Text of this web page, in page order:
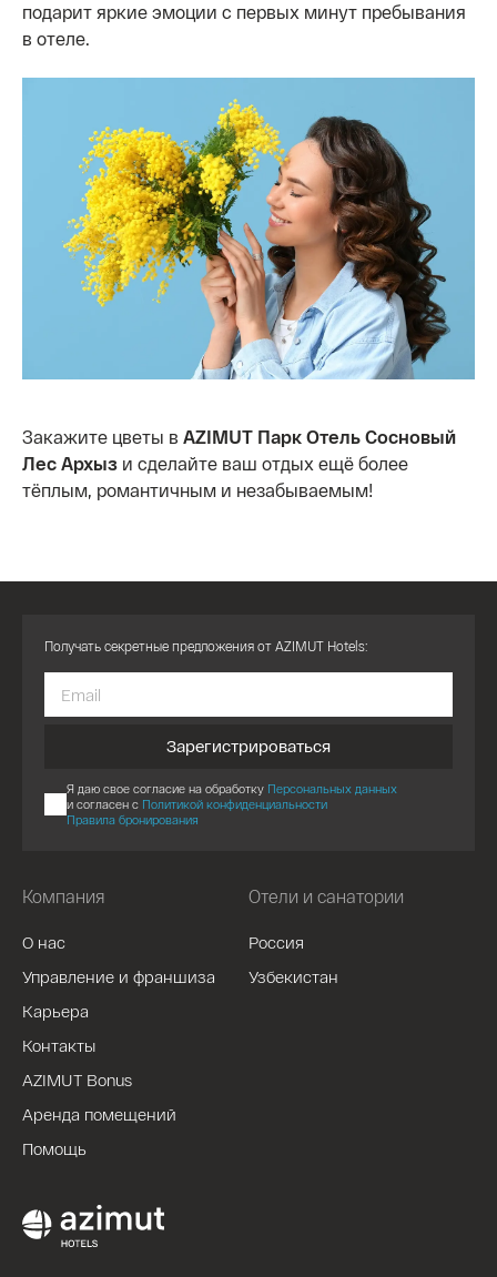
подарит яркие эмоции с первых минут пребывания
в отеле.
Закажите цветы в AZIMUT Парк Отель Сосновый
Лес Архыз и сделайте ваш отдых ещё более
тёплым, романтичным и незабываемым!
Компания
О нас
Управление и франшиза
Карьера
Контакты
AZIMUT Bonus
Аренда помещений
Помощь
Отели и санатории
Россия
Узбекистан
Получать секретные предложения от AZIMUT Hotels:
Зарегистрироваться
Я даю свое согласие на обработку Персональных данных
и согласен с Политикой конфиденциальности
Правила бронирования